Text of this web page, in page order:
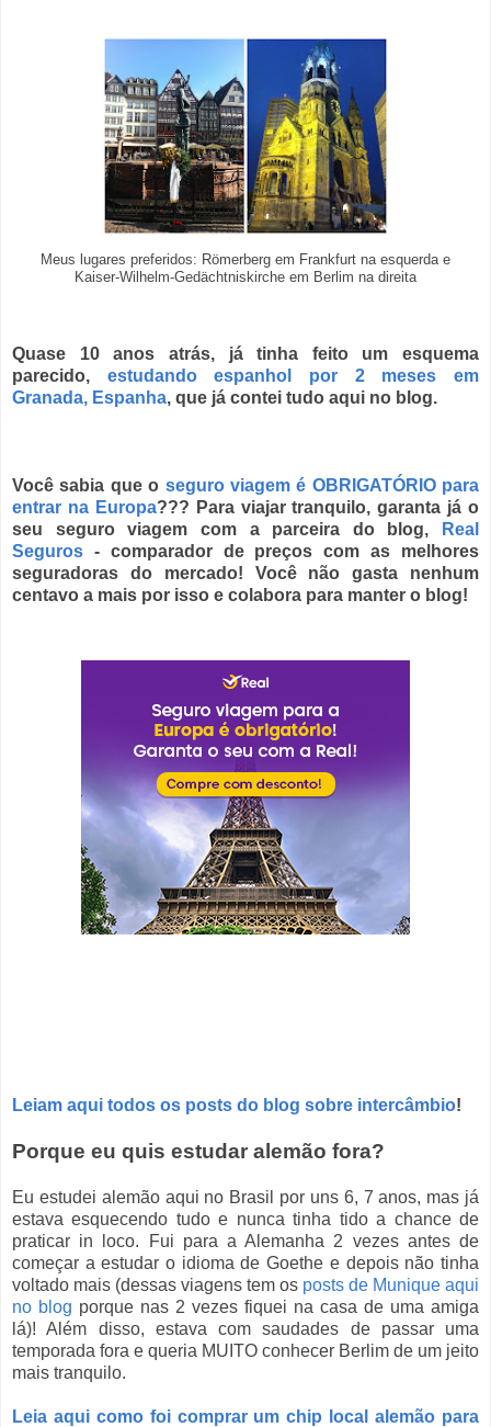
Meus lugares preferidos: Römerberg em Frankfurt na esquerda e
Kaiser-Wilhelm-Gedächtniskirche em Berlim na direita
Quase 10 anos atrás, já tinha feito um esquema
parecido, estudando espanhol por 2 meses em
Granada, Espanha, que já contei tudo aqui no blog.
Você sabia que o seguro viagem é OBRIGATÓRIO para
entrar na Europa??? Para viajar tranquilo, garanta já o
seu seguro viagem com a parceira do blog,
Real
Seguros - comparador de preços com as melhores
seguradoras do mercado! Você não gasta nenhum
centavo a mais por isso e colabora para manter o blog!
Leiam aqui todos os posts do blog sobre intercâmbio!
Porque eu quis estudar alemão fora?
Eu estudei alemão aqui no Brasil por uns 6, 7 anos, mas já
estava esquecendo tudo e nunca tinha tido a chance de
praticar in loco. Fui para a Alemanha 2 vezes antes de
começar a estudar o idioma de Goethe e depois não tinha
voltado mais (dessas viagens tem os posts de Munique aqui
no blog porque nas 2 vezes fiquei na casa de uma amiga
lá)! Além disso, estava com saudades de passar uma
temporada fora e queria MUITO conhecer Berlim de um jeito
mais tranquilo.
Leia aqui como foi comprar um chip local alemão para